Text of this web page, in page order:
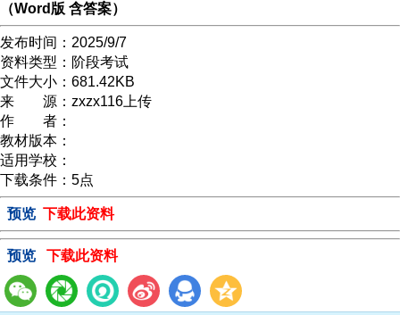
（Word版 含答案）
发布时间： 2025/9/7
资料类型： 阶段考试
文件大小： 681.42KB
来 源： zxzx116上传
作 者：
教材版本：
适用学校：
下载条件： 5点
预览 下载此资料
预览 下载此资料